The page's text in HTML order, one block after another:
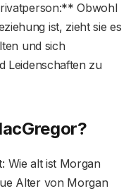
Obwohl
ist, zieht sie es
und sich
Leidenschaften zu
Wie alt ist Morgan
Alter von Morgan